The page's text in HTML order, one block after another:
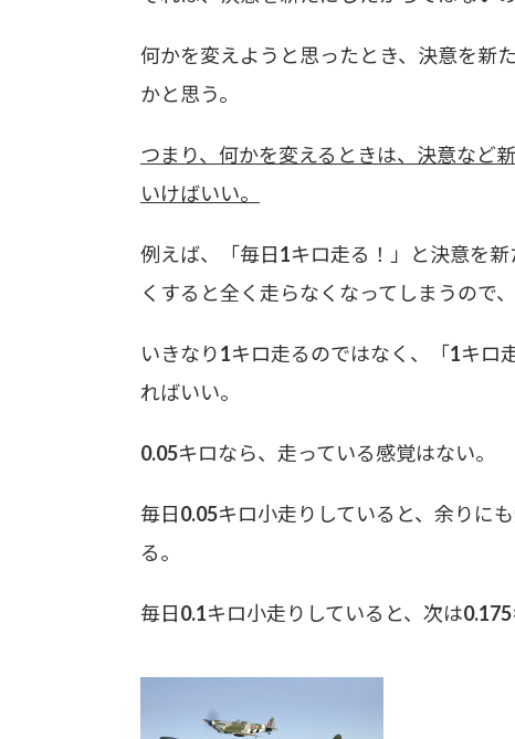
何かを変えようと思ったとき、決意を新
かと思う。
つまり、何かを変えるときは、決意など
いけばいい。
例えば、「毎日1キロ走る！」と決意を
くすると全く走らなくなってしまうので、
いきなり1キロ走るのではなく、「1キロ
ればいい。
0.05キロなら、走っている感覚はない。
毎日0.05キロ小走りしていると、余りに
る。
毎日0.1キロ小走りしていると、次は0.175